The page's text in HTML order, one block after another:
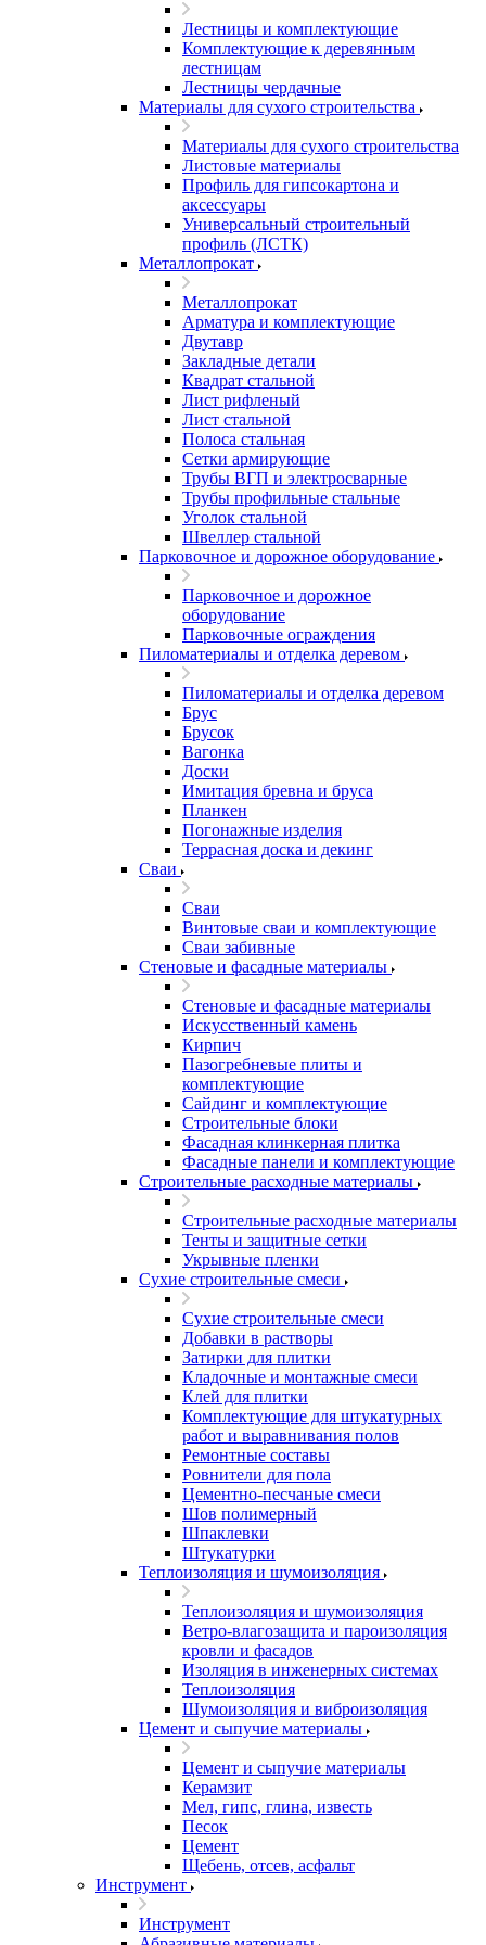
Лестницы и комплектующие
Комплектующие к деревянным
лестницам
Лестницы чердачные
Материалы для сухого строительства
Материалы для сухого строительства
Листовые материалы
Профиль для гипсокартона и
аксессуары
Универсальный строительный
профиль (ЛСТК)
Металлопрокат
Металлопрокат
Арматура и комплектующие
Двутавр
Закладные детали
Квадрат стальной
Лист рифленый
Лист стальной
Полоса стальная
Сетки армирующие
Трубы ВГП и электросварные
Трубы профильные стальные
Уголок стальной
Швеллер стальной
Парковочное и дорожное оборудование
Парковочное и дорожное
оборудование
Парковочные ограждения
Пиломатериалы и отделка деревом
Пиломатериалы и отделка деревом
Брус
Брусок
Вагонка
Доски
Имитация бревна и бруса
Планкен
Погонажные изделия
Террасная доска и декинг
Сваи
Сваи
Винтовые сваи и комплектующие
Сваи забивные
Стеновые и фасадные материалы
Стеновые и фасадные материалы
Искусственный камень
Кирпич
Пазогребневые плиты и
комплектующие
Сайдинг и комплектующие
Строительные блоки
Фасадная клинкерная плитка
Фасадные панели и комплектующие
Строительные расходные материалы
Строительные расходные материалы
Тенты и защитные сетки
Укрывные пленки
Сухие строительные смеси
Сухие строительные смеси
Добавки в растворы
Затирки для плитки
Кладочные и монтажные смеси
Клей для плитки
Комплектующие для штукатурных
работ и выравнивания полов
Ремонтные составы
Ровнители для пола
Цементно-песчаные смеси
Шов полимерный
Шпаклевки
Штукатурки
Теплоизоляция и шумоизоляция
Теплоизоляция и шумоизоляция
Ветро-влагозащита и пароизоляция
кровли и фасадов
Изоляция в инженерных системах
Теплоизоляция
Шумоизоляция и виброизоляция
Цемент и сыпучие материалы
Цемент и сыпучие материалы
Керамзит
Мел, гипс, глина, известь
Песок
Цемент
Щебень, отсев, асфальт
Инструмент
Инструмент